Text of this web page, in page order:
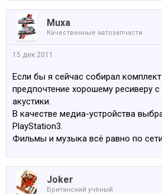
Muxa
Качественные автозапчасти
15 дек 2011
Если бы я сейчас собирал
предпочтение хорошему ресиверу
акустики.
В качестве медиа-устройства
PlayStation3.
Фильмы и музыка всё равно по
Joker
Британский учёный